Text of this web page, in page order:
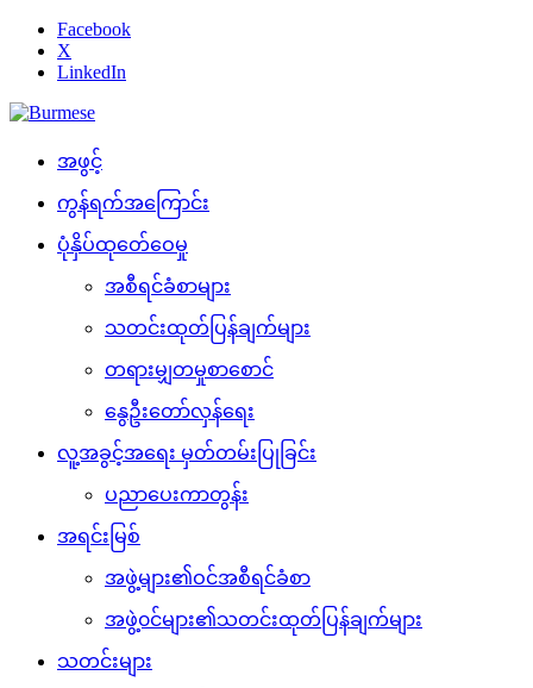
Facebook
X
LinkedIn
အဖွင့်
ကွန်ရက်အကြောင်း
ပုံနှိပ်ထုတ်ေဝေမှု
အစီရင်ခံစာများ
သတင်းထုတ်ပြန်ချက်များ
တရားမျှတမှုစာစောင်
နွေဦးတော်လှန်ရေး
လူ့အခွင့်အရေး မှတ်တမ်းပြုခြင်း
ပညာပေးကာတွန်း
အရင်းမြစ်
အဖွဲ့များ၏ဝင်အစီရင်ခံစာ
အဖွဲ့၀င်များ၏သတင်းထုတ်ပြန်ချက်များ
သတင်းများ